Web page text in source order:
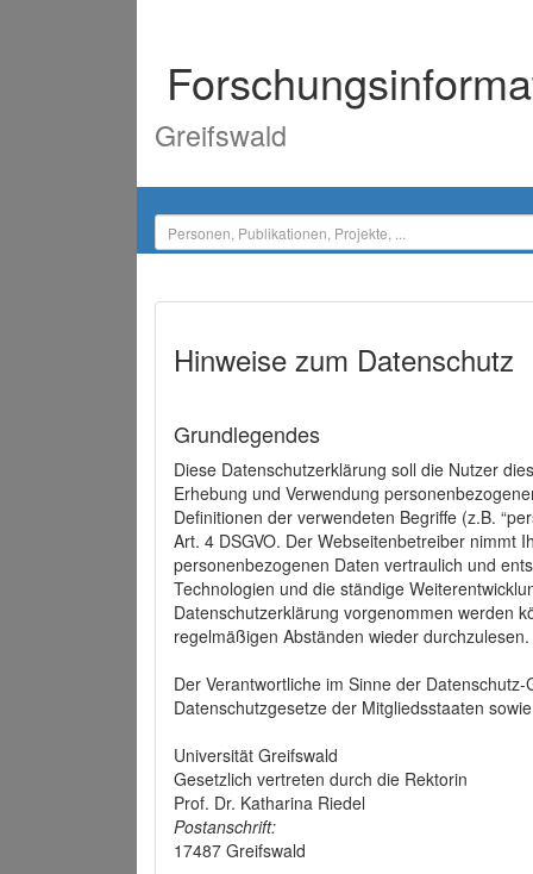
Greifswald
Hinweise zum Datenschutz
Grundlegendes
Diese Datenschutzerklärung soll die Nutzer
Erhebung und Verwendung
Definitionen der verwendeten Begriffe (z.B.
Art. 4 DSGVO. Der Webseitenbetreiber nimmt
personenbezogenen Daten vertraulich und
Technologien und die ständige
Datenschutzerklärung vorgenommen werden
regelmäßigen Abständen wieder durchzulesen.
Der Verantwortliche im Sinne der
Datenschutzgesetze der Mitgliedsstaaten
Universität Greifswald
Gesetzlich vertreten durch die Rektorin
Prof. Dr. Katharina Riedel
Postanschrift:
17487 Greifswald